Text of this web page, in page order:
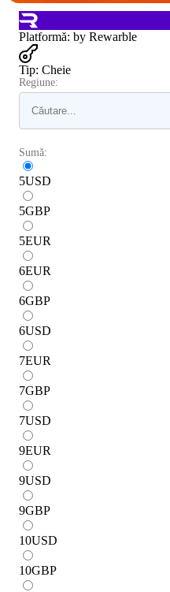
Platformă: by Rewarble
Tip: Cheie
Regiune:
Sumă:
5USD
5GBP
5EUR
6EUR
6GBP
6USD
7EUR
7GBP
7USD
9EUR
9USD
9GBP
10USD
10GBP